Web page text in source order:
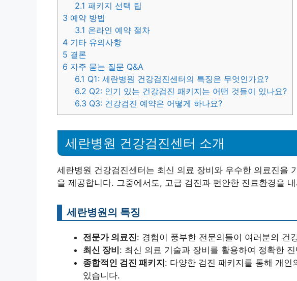
2.1 패키지 선택 팁
3 예약 방법
3.1 온라인 예약 절차
4 기타 유의사항
5 결론
6 자주 묻는 질문 Q&A
6.1 Q1: 세란병원 건강검진센터의 특징은 무엇인가요?
6.2 Q2: 인기 있는 건강검진 패키지는 어떤 것들이 있나요?
6.3 Q3: 건강검진 예약은 어떻게 하나요?
세란병원 건강검진센터 소개
세란병원 건강검진센터는 최신 의료 장비와 우수한 의료진을
을 제공합니다. 그중에서도, 고급 검진과 편안한 진료환경을
세란병원의 특징
전문가 의료진: 경험이 풍부한 전문의들이 여러분의 건
최신 장비: 최신 의료 기술과 장비를 활용하여 정확한
종합적인 검진 패키지: 다양한 검진 패키지를 통해 개
있습니다.